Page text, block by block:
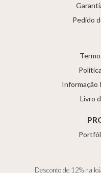
Pedido
Informação
Livro
Desconto de 12% na